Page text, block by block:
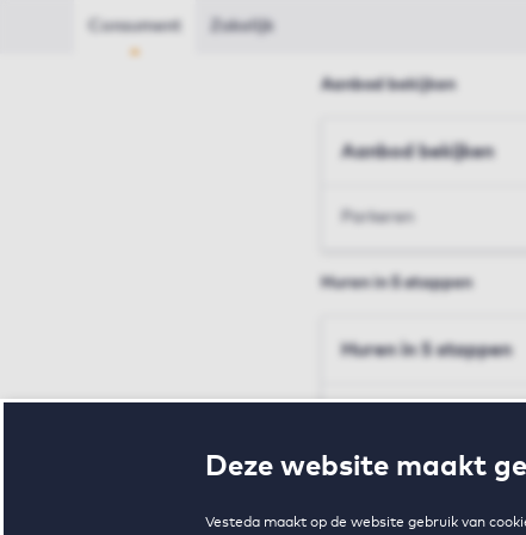
Deze website maakt
Vesteda maakt op de website gebruik van
Consument Zakelijk
Aanbod bekijken
Aanbod bekijken
Parkeren
Huren in 5 stappen
Huren in 5 stappen
Voorwaarden en